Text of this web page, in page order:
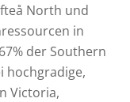
North und
in
der Southern
hochgradige,
Victoria,